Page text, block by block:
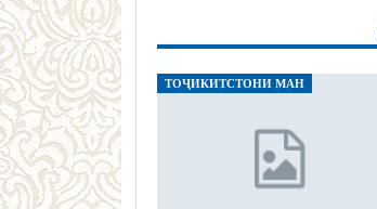
ТОҶИКИТСТОНИ МАН